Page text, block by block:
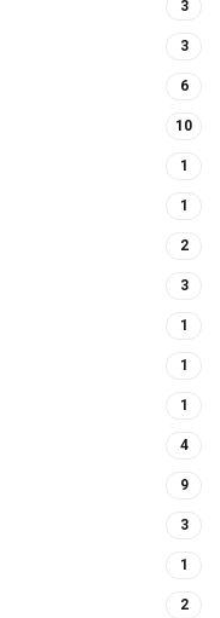
3
3
6
10
1
1
2
3
1
1
1
4
9
3
1
2